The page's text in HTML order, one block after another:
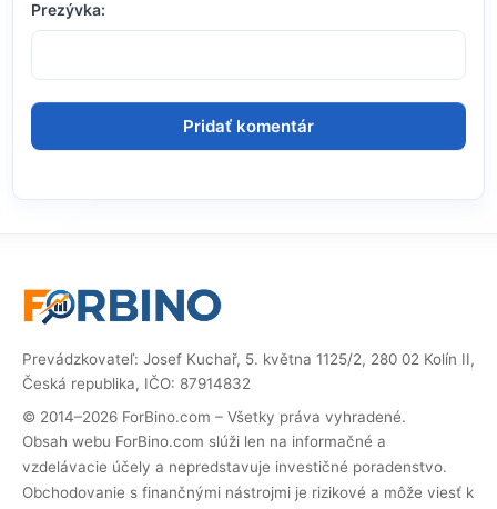
Prezývka:
Prevádzkovateľ: Josef Kuchař, 5. května 1125/2, 280 02 Kolín II,
Česká republika, IČO: 87914832
© 2014–2026 ForBino.com – Všetky práva vyhradené.
Obsah webu ForBino.com slúži len na informačné a
vzdelávacie účely a nepredstavuje investičné poradenstvo.
Obchodovanie s finančnými nástrojmi je rizikové a môže viesť k